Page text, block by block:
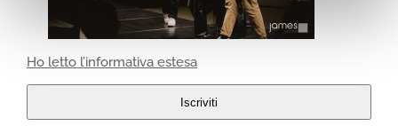
Ho letto l’informativa estesa
Iscriviti